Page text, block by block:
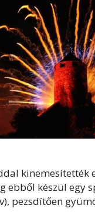
ebből készül egy
pezsdítően